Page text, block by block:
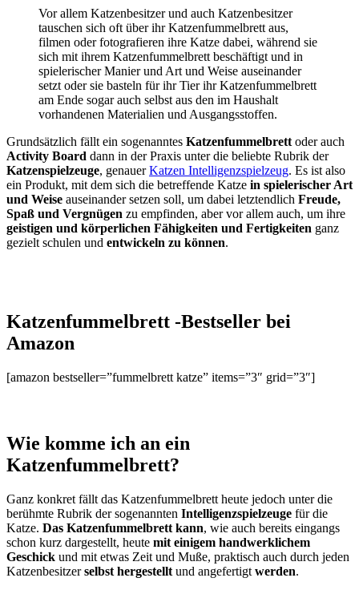
Vor allem Katzenbesitzer und auch Katzenbesitzer
tauschen sich oft über ihr Katzenfummelbrett aus,
filmen oder fotografieren ihre Katze dabei, während sie
sich mit ihrem Katzenfummelbrett beschäftigt und in
spielerischer Manier und Art und Weise auseinander
setzt oder sie basteln für ihr Tier ihr Katzenfummelbrett
am Ende sogar auch selbst aus den im Haushalt
vorhandenen Materialien und Ausgangsstoffen.
Grundsätzlich fällt ein sogenanntes Katzenfummelbrett oder auch
Activity Board dann in der Praxis unter die beliebte Rubrik der
Katzenspielzeuge, genauerKatzen Intelligenzspielzeug. Es ist also
ein Produkt, mit dem sich die betreffende Katze in spielerischer Art
und Weise auseinander setzen soll, um dabei letztendlich Freude,
Spaß und Vergnügen zu empfinden, aber vor allem auch, um ihre
geistigen und körperlichen Fähigkeiten und Fertigkeiten ganz
gezielt schulen und entwickeln zu können.
Katzenfummelbrett -Bestseller bei
Amazon
[amazon bestseller=”fummelbrett katze” items=”3″ grid=”3″]
Wie komme ich an ein
Katzenfummelbrett?
Ganz konkret fällt das Katzenfummelbrett heute jedoch unter die
berühmte Rubrik der sogenannten Intelligenzspielzeuge für die
Katze. Das Katzenfummelbrett kann, wie auch bereits eingangs
schon kurz dargestellt, heute mit einigem handwerklichem
Geschick und mit etwas Zeit und Muße, praktisch auch durch jeden
Katzenbesitzerselbst hergestellt und angefertigt werden.